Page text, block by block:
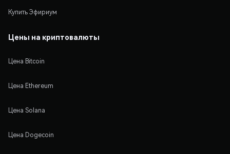
Купить Эфириум
Цены на криптовалюты
Цена Bitcoin
Цена Ethereum
Цена Solana
Цена Dogecoin